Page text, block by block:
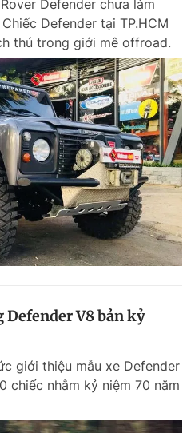
Defender chưa làm
Defender tại TP.HCM
thú trong giới mê offroad.
V8 bản kỷ
giới thiệu mẫu xe Defender
chiếc nhằm kỷ niệm 70 năm